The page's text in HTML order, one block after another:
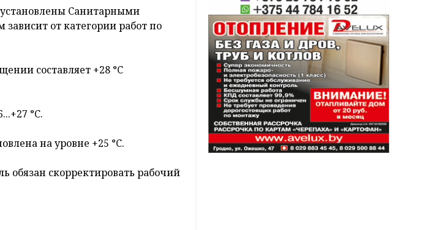
Санитарными
от категории работ по
составляет +28 °C
°C.
на уровне +25 °C.
обязан скорректировать рабочий